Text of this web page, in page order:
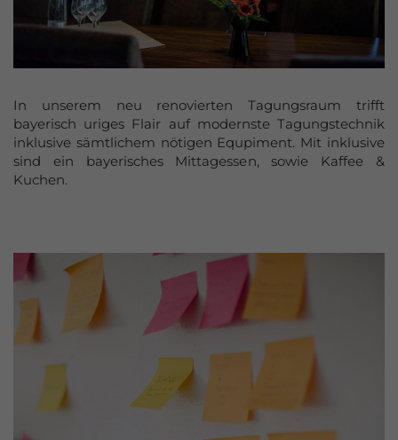
In unserem neu renovierten Tagungsraum trifft
bayerisch uriges Flair auf modernste Tagungstechnik
inklusive sämtlichem nötigen Equpiment. Mit inklusive
sind ein bayerisches Mittagessen, sowie Kaffee &
Kuchen.